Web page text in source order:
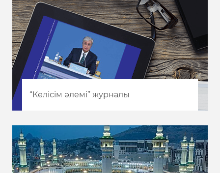
“Келісім әлемі” журналы